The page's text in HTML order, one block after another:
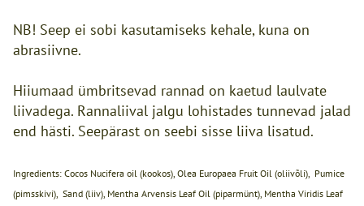
NB! Seep ei sobi kasutamiseks kehale, kuna on
abrasiivne.
Hiiumaad ümbritsevad rannad on kaetud laulvate
liivadega. Rannaliival jalgu lohistades tunnevad jalad
end hästi. Seepärast on seebi sisse liiva lisatud.
Ingredients: Cocos Nucifera oil (kookos), Olea Europaea Fruit Oil (oliivõli), Pumice
(pimsskivi), Sand (liiv), Mentha Arvensis Leaf Oil (piparmünt), Mentha Viridis Leaf